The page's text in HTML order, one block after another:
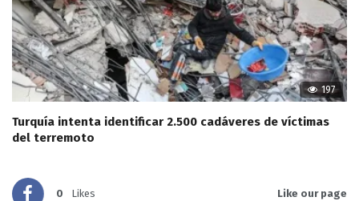
197
Turquía intenta identificar 2.500 cadáveres de víctimas
del terremoto
0 Likes Like our page